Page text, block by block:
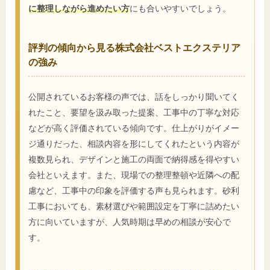
に整理しながら進めたい方にも合いやすいでしょう。
評判の傾向から見る株式会社ベストエクステリア
の強み
公開されているお客様の声では、話をしっかり聞いてく
れたこと、要望を汲み取った提案、工事中の丁寧な対応
などが高く評価されている傾向です。仕上がりがイメー
ジ通りだった、相談内容を形にしてくれたという内容が
複数見られ、デザインと施工の両面で納得感を得やすい
会社といえます。また、現場での整理整頓や近隣への配
慮など、工事中の印象を評価する声も見られます。砂利
工事においても、素材選びや範囲設定を丁寧に詰めたい
方に向いていますが、人気時期は早めの相談が安心で
す。